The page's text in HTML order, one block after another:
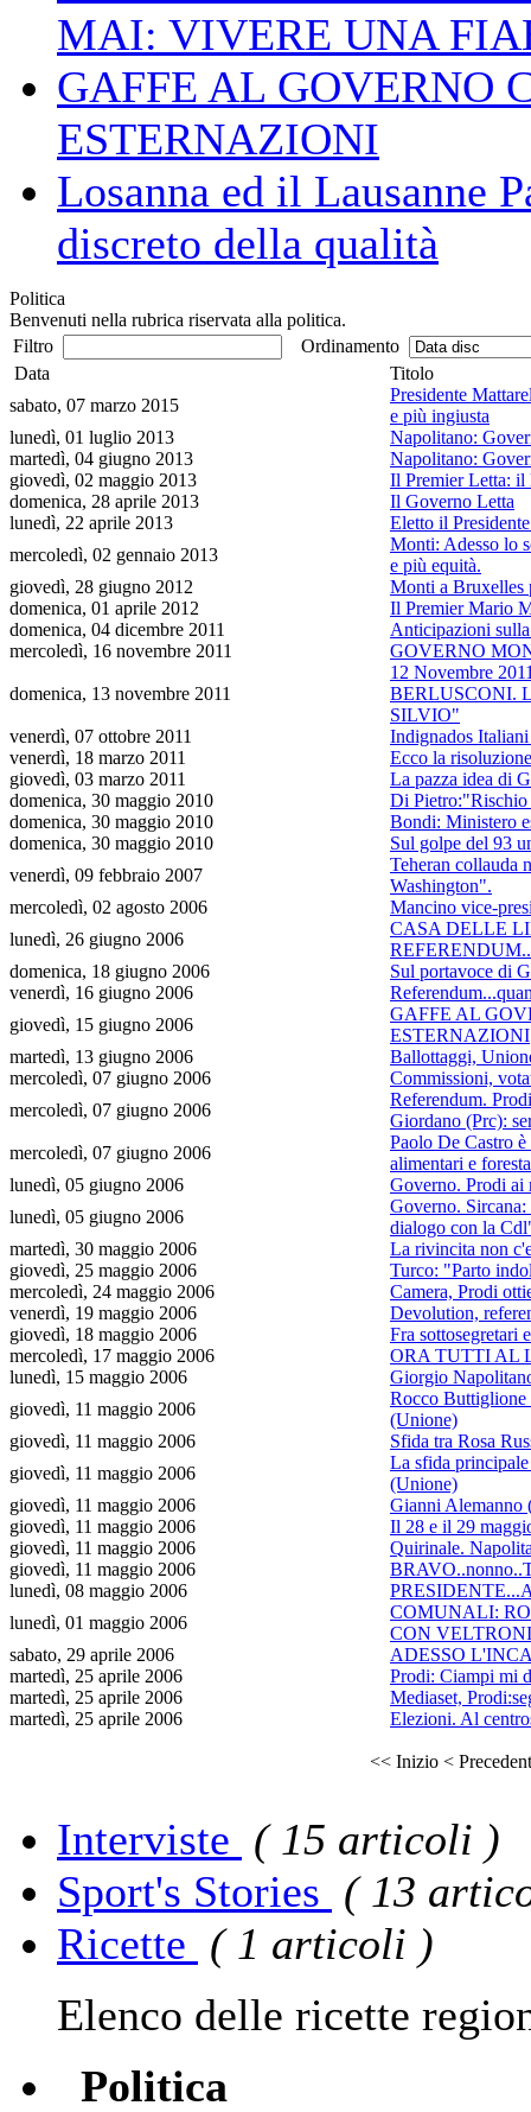
MAI: VIVERE UNA
GAFFE AL GOVERNO
ESTERNAZIONI
Losanna ed il Lausanne
discreto della qualità
Politica
Benvenuti nella rubrica riservata alla politica.
Filtro
Ordinamento
Data
Titolo
sabato, 07 marzo 2015
Presidente
e più ingiusta
lunedì, 01 luglio 2013
Napolitano:
martedì, 04 giugno 2013
Napolitano:
giovedì, 02 maggio 2013
Il Premier Letta: il
domenica, 28 aprile 2013
Il Governo Letta
lunedì, 22 aprile 2013
Eletto il
mercoledì, 02 gennaio 2013
Monti: Adesso lo
e più equità.
giovedì, 28 giugno 2012
Monti a Bruxelles
domenica, 01 aprile 2012
Il Premier Mario
domenica, 04 dicembre 2011
Anticipazioni
mercoledì, 16 novembre 2011
GOVERNO
domenica, 13 novembre 2011
12 Novembre
BERLUSCONI.
SILVIO"
venerdì, 07 ottobre 2011
Indignados
venerdì, 18 marzo 2011
Ecco la
giovedì, 03 marzo 2011
La pazza idea di
domenica, 30 maggio 2010
Di
domenica, 30 maggio 2010
Bondi: Ministero
domenica, 30 maggio 2010
Sul golpe del 93
venerdì, 09 febbraio 2007
Teheran collauda
Washington".
mercoledì, 02 agosto 2006
Mancino vice-
lunedì, 26 giugno 2006
CASA DELLE
domenica, 18 giugno 2006
Sul portavoce di
venerdì, 16 giugno 2006
giovedì, 15 giugno 2006
GAFFE AL
ESTERNAZIONI
martedì, 13 giugno 2006
Ballottaggi,
mercoledì, 07 giugno 2006
Commissioni,
mercoledì, 07 giugno 2006
Referendum.
Giordano (Prc):
mercoledì, 07 giugno 2006
Paolo De Castro
alimentari e
lunedì, 05 giugno 2006
Governo. Prodi ai
lunedì, 05 giugno 2006
Governo.
dialogo con la
martedì, 30 maggio 2006
La rivincita non
giovedì, 25 maggio 2006
Turco: "Parto
mercoledì, 24 maggio 2006
Camera, Prodi
venerdì, 19 maggio 2006
Devolution,
giovedì, 18 maggio 2006
Fra sottosegretari
mercoledì, 17 maggio 2006
ORA TUTTI AL
lunedì, 15 maggio 2006
Giorgio
giovedì, 11 maggio 2006
Rocco Buttiglione
(Unione)
giovedì, 11 maggio 2006
Sfida tra Rosa
giovedì, 11 maggio 2006
La sfida
(Unione)
giovedì, 11 maggio 2006
Gianni Alemanno
giovedì, 11 maggio 2006
Il 28 e il 29
giovedì, 11 maggio 2006
Quirinale.
giovedì, 11 maggio 2006
lunedì, 08 maggio 2006
lunedì, 01 maggio 2006
COMUNALI:
CON
sabato, 29 aprile 2006
ADESSO
martedì, 25 aprile 2006
Prodi: Ciampi mi
martedì, 25 aprile 2006
Mediaset,
martedì, 25 aprile 2006
Elezioni. Al
<< Inizio <
Interviste ( 15 articoli )
Sport's Stories ( 13
Ricette ( 1 articoli )
Elenco delle ricette
Politica